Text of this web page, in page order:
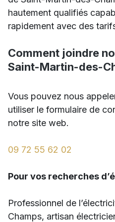
hautement qualifiés
rapidement avec des
Comment joindre
Saint-Martin-des-
Vous pouvez nous
utiliser le formulaire de
notre site web.
09 72 55 62 02
Pour vos recherches
Professionnel de
Champs, artisan